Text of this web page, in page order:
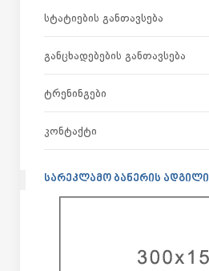
Სტატიების Განთავსება
Განცხადებების Განთავსება
Ტრენინგები
Კონტაქტი
ᲡᲐᲠᲔᲙᲚᲐᲛᲝ ᲑᲐᲜᲔᲠᲘᲡ ᲐᲓᲒᲘᲚᲘ